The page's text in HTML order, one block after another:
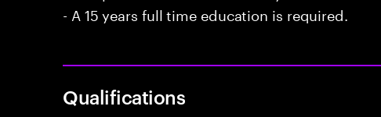
- A 15 years full time education is required.
Qualifications